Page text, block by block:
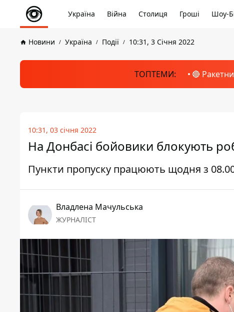
Україна Війна Столиця Гроші Шоу-
Новини Україна Події 10:31, 3 Січня 2022
ТОПТЕМИ: 🔴
10:31, 03 січня 2022
На Донбасі бойовики блокують
Пункти пропуску працюють щодня з
Владлена Мачульська
ЖУРНАЛІСТ